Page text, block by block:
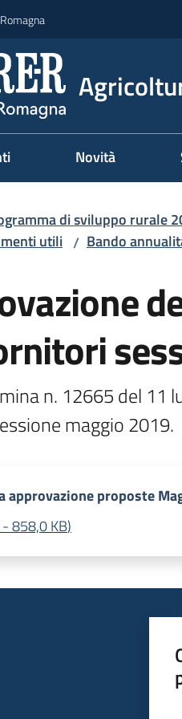
Novità
di sviluppo rurale
utili / Bando
n. 12665 del 11
maggio 2019.
approvazione proposte
-858,0 KB)